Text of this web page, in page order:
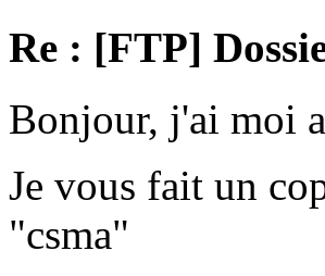
Re : [FTP]
Bonjour, j'ai moi
Je vous fait un
"csma"